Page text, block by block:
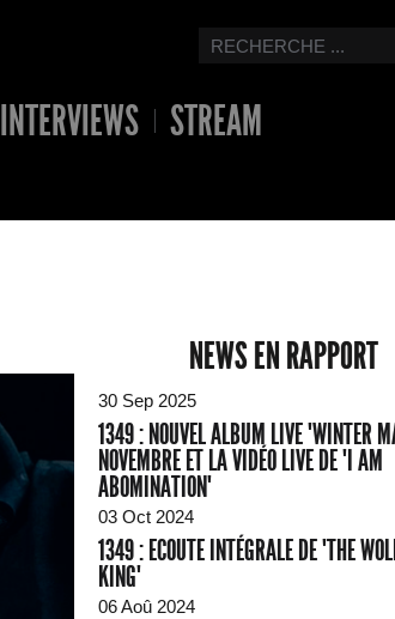
INTERVIEWS
STREAM
NEWS EN RAPPORT
30 Sep 2025
1349 : NOUVEL ALBUM LIVE "WINTER
NOVEMBRE ET LA VIDÉO LIVE DE "I AM
ABOMINATION"
03 Oct 2024
1349 : ECOUTE INTÉGRALE DE "THE
KING"
06 Aoû 2024